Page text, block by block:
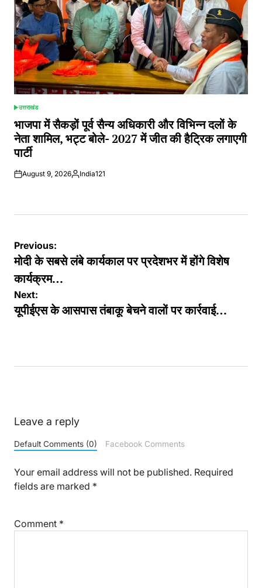
POSTED
IN
उत्तराखंड
भाजपा में सैकड़ों पूर्व सैन्य अधिकारी और विभिन्न दलों के
नेता शामिल, भट्ट बोले- 2027 में जीत की हैट्रिक लगाएगी
पार्टी
August 9, 2026Posted
India121
Post
navigation
Previous:
मोदी के सबसे लंबे कार्यकाल पर प्रदेशभर में होंगे विशेष
कार्यक्रम…
Next:
यूपीईएस के आसपास तंबाकू बेचने वालों पर कार्रवाई…
Leave a reply
Default Comments (0) Facebook Comments
Your email address will not be published. Required
fields are marked *
Comment *